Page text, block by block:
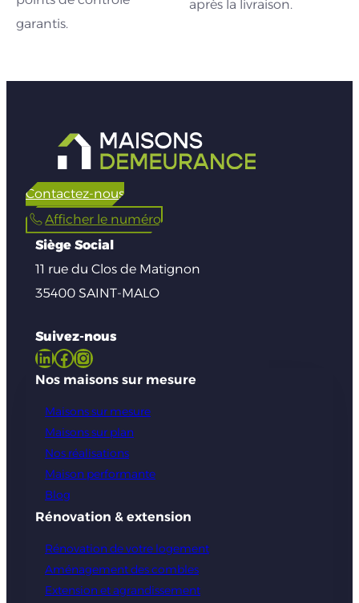
garantis.
après la livraison.
Contactez-nous
Afficher le numéro
Siège Social
11 rue du Clos de Matignon
35400 SAINT-MALO
Suivez-nous
LinkedIn Facebook Instagram
Nos maisons sur mesure
Maisons sur mesure
Maisons sur plan
Nos réalisations
Maison performante
Blog
Rénovation & extension
Rénovation de votre logement
Aménagement des combles
Extension et agrandissement